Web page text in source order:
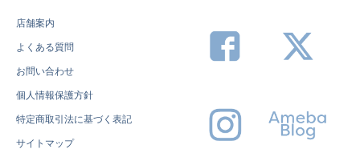
店舗案内
よくある質問
お問い合わせ
個人情報保護方針
特定商取引法に基づく表記
サイトマップ